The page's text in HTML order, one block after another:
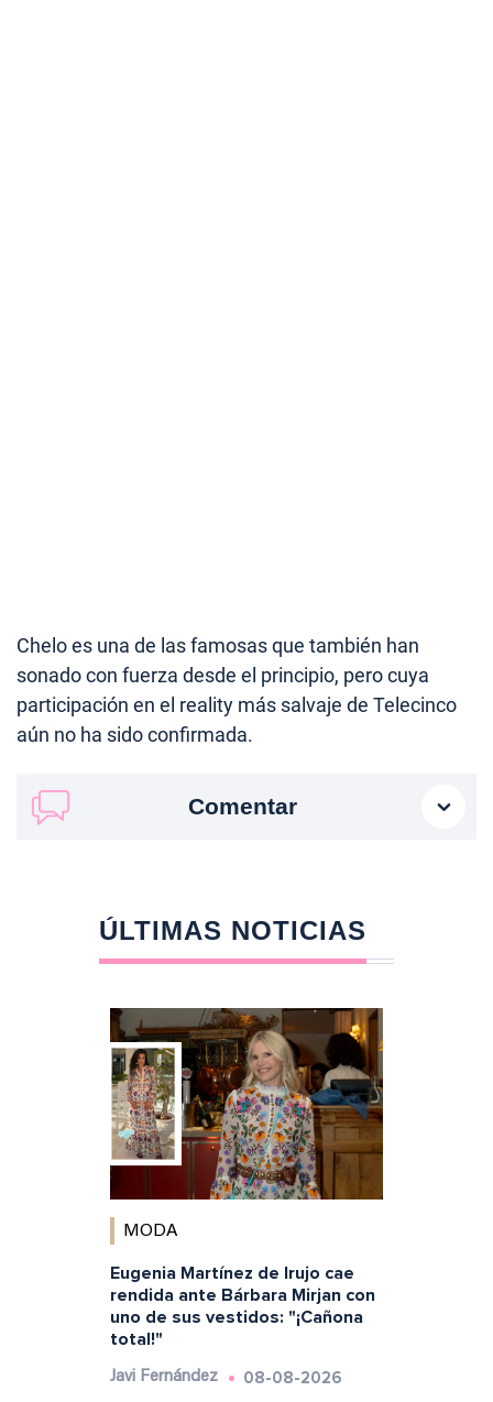
Chelo es una de las famosas que también han
sonado con fuerza desde el principio, pero cuya
participación en el reality más salvaje de Telecinco
aún no ha sido confirmada.
Comentar
ÚLTIMAS NOTICIAS
MODA
Eugenia Martínez de Irujo cae
rendida ante Bárbara Mirjan con
uno de sus vestidos: "¡Cañona
total!"
Javi Fernández 08-08-2026